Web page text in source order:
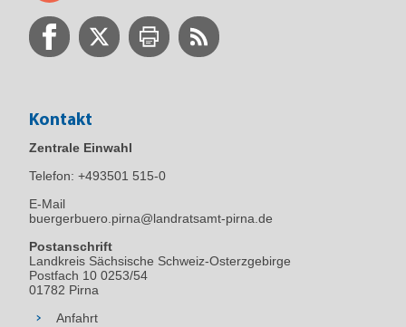
Kontakt
Zentrale Einwahl
Telefon: +493501 515-0
E-Mail
buergerbuero.pirna@landratsamt-pirna.de
Postanschrift
Landkreis Sächsische Schweiz-Osterzgebirge
Postfach 10 0253/54
01782 Pirna
Anfahrt